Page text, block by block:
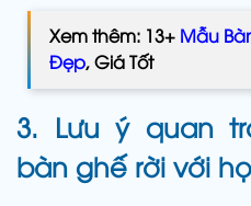
Xem thêm: 13+ Mẫu
Đẹp, Giá Tốt
3. Lưu ý quan
bàn ghế rời với